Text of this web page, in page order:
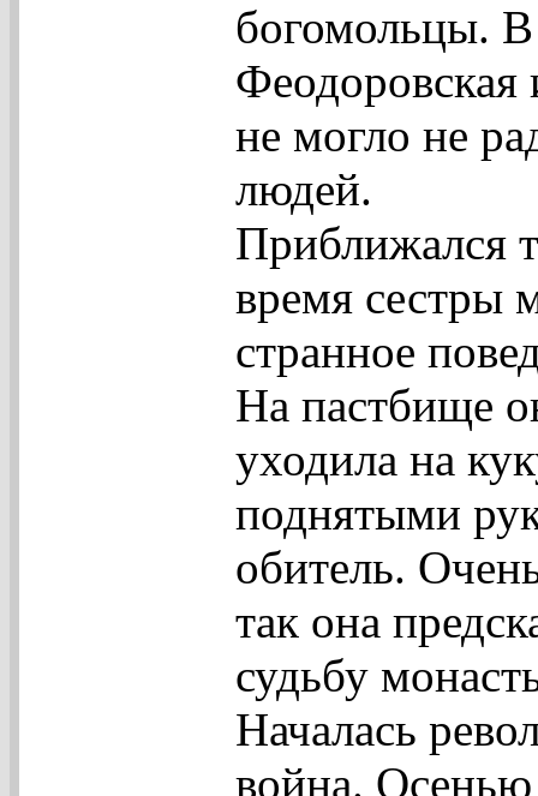
богомольцы. В
не могло не
людей.
Приближался
время сестры
странное
На пастбище
уходила на
поднятыми
обитель.
так она
судьбу
Началась
война.